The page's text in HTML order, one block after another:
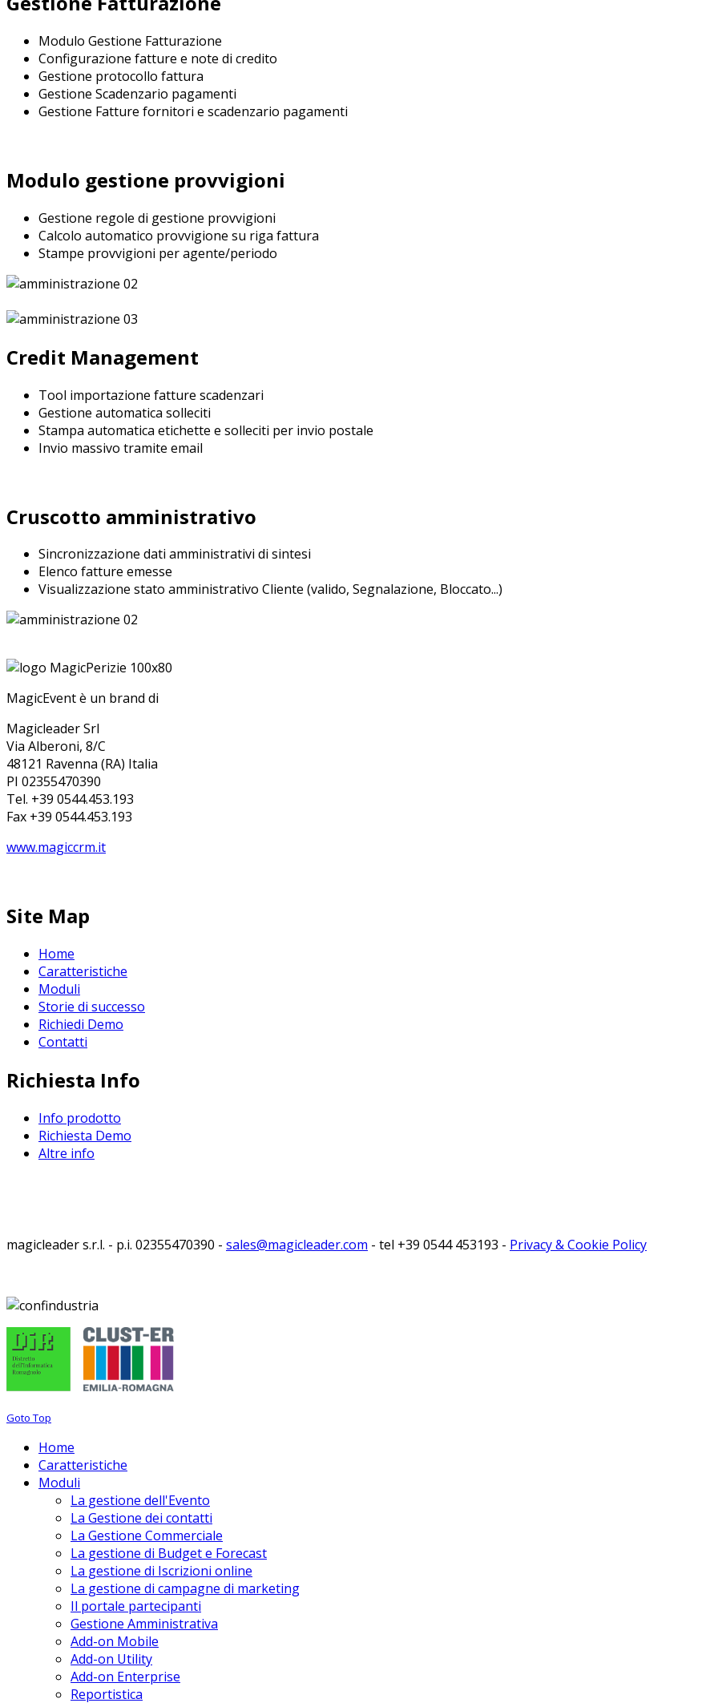
Modulo Gestione Fatturazione
Configurazione fatture e note di credito
Gestione protocollo fattura
Gestione Scadenzario pagamenti
Gestione Fatture fornitori e scadenzario pagamenti
Modulo gestione provvigioni
Gestione regole di gestione provvigioni
Calcolo automatico provvigione su riga fattura
Stampe provvigioni per agente/periodo
Credit Management
Tool importazione fatture scadenzari
Gestione automatica solleciti
Stampa automatica etichette e solleciti per invio postale
Invio massivo tramite email
Cruscotto amministrativo
Sincronizzazione dati amministrativi di sintesi
Elenco fatture emesse
Visualizzazione stato amministrativo Cliente (valido, Segnalazione, Bloccato...)
MagicEvent è un brand di
Magicleader Srl
Via Alberoni, 8/C
48121 Ravenna (RA) Italia
PI 02355470390
Tel. +39 0544.453.193
Fax +39 0544.453.193
www.magiccrm.it
Site Map
Home
Caratteristiche
Moduli
Storie di successo
Richiedi Demo
Contatti
Richiesta Info
Info prodotto
Richiesta Demo
Altre info
magicleader s.r.l. - p.i. 02355470390 - sales@magicleader.com - tel +39 0544 453193 - Privacy & Cookie Policy
Goto Top
Home
Caratteristiche
Moduli
La gestione dell'Evento
La Gestione dei contatti
La Gestione Commerciale
La gestione di Budget e Forecast
La gestione di Iscrizioni online
La gestione di campagne di marketing
Il portale partecipanti
Gestione Amministrativa
Add-on Mobile
Add-on Utility
Add-on Enterprise
Reportistica